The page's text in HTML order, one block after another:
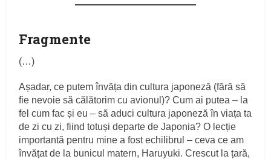
Fragmente
(…)
Așadar, ce putem învăța din cultura japoneză (fără să
fie nevoie să călătorim cu avionul)? Cum ai putea – la
fel cum fac și eu – să aduci cultura japoneză în viața ta
de zi cu zi, fiind totuși departe de Japonia? O lecție
importantă pentru mine a fost echilibrul – ceva ce am
învățat de la bunicul matern, Haruyuki. Crescut la țară,